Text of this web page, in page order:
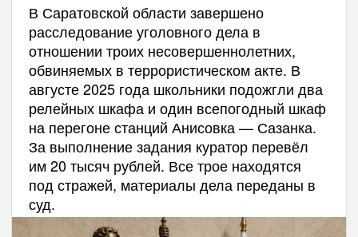
В Саратовской области завершено
расследование уголовного дела в
отношении троих несовершеннолетних,
обвиняемых в террористическом акте. В
августе 2025 года школьники подожгли два
релейных шкафа и один всепогодный шкаф
на перегоне станций Анисовка — Сазанка.
За выполнение задания куратор перевёл
им 20 тысяч рублей. Все трое находятся
под стражей, материалы дела переданы в
суд.